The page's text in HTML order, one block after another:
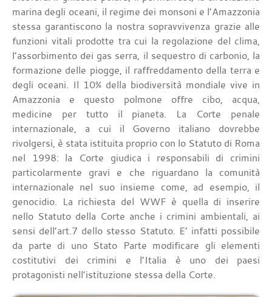
marina degli oceani, il regime dei monsoni e l’Amazzonia
stessa garantiscono la nostra sopravvivenza grazie alle
funzioni vitali prodotte tra cui la regolazione del clima,
l’assorbimento dei gas serra, il sequestro di carbonio, la
formazione delle piogge, il raffreddamento della terra e
degli oceani. Il 10% della biodiversità mondiale vive in
Amazzonia e questo polmone offre cibo, acqua,
medicine per tutto il pianeta. La Corte penale
internazionale, a cui il Governo italiano dovrebbe
rivolgersi, è stata istituita proprio con lo Statuto di Roma
nel 1998: la Corte giudica i responsabili di crimini
particolarmente gravi e che riguardano la comunità
internazionale nel suo insieme come, ad esempio, il
genocidio. La richiesta del WWF è quella di inserire
nello Statuto della Corte anche i crimini ambientali, ai
sensi dell’art.7 dello stesso Statuto. E’ infatti possibile
da parte di uno Stato Parte modificare gli elementi
costitutivi dei crimini e l’Italia è uno dei paesi
protagonisti nell’istituzione stessa della Corte.